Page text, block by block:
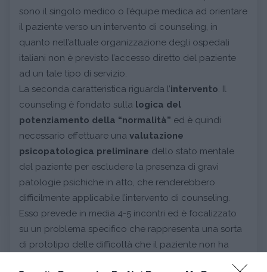
sono il singolo medico o l’équipe medica ad orientare
il paziente verso un intervento di counseling, in
quanto nell’attuale organizzazione degli ospedali
italiani non è previsto l’accesso diretto del paziente
ad un tale tipo di servizio.
La seconda caratteristica riguarda l’intervento. Il
counseling è fondato sulla logica del
potenziamento della “normalità” ed è quindi
necessario effettuare una valutazione
psicopatologica preliminare dello stato mentale
del paziente per escludere la presenza di gravi
patologie psichiche in atto, che renderebbero
difficilmente applicabile l’intervento di counseling.
Esso prevede in media 4-5 incontri ed è focalizzato
su un problema specifico che rappresenta una sorta
di prototipo delle difficoltà che il paziente non ha